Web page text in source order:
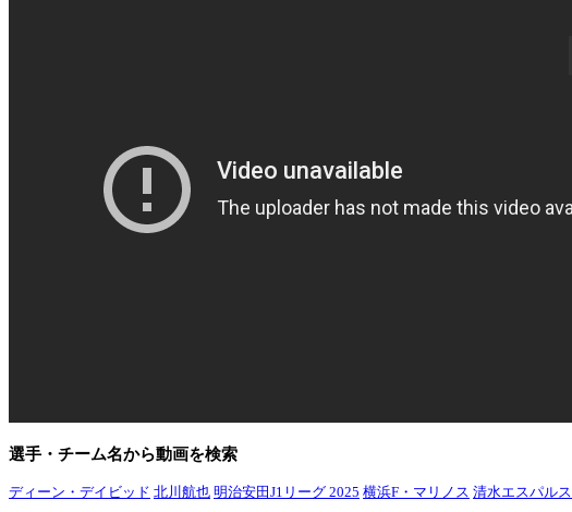
選手・チーム名から動画を検索
ディーン・デイビッド 北川航也 明治安田J1リーグ 2025 横浜F・マリノス 清水エスパルス